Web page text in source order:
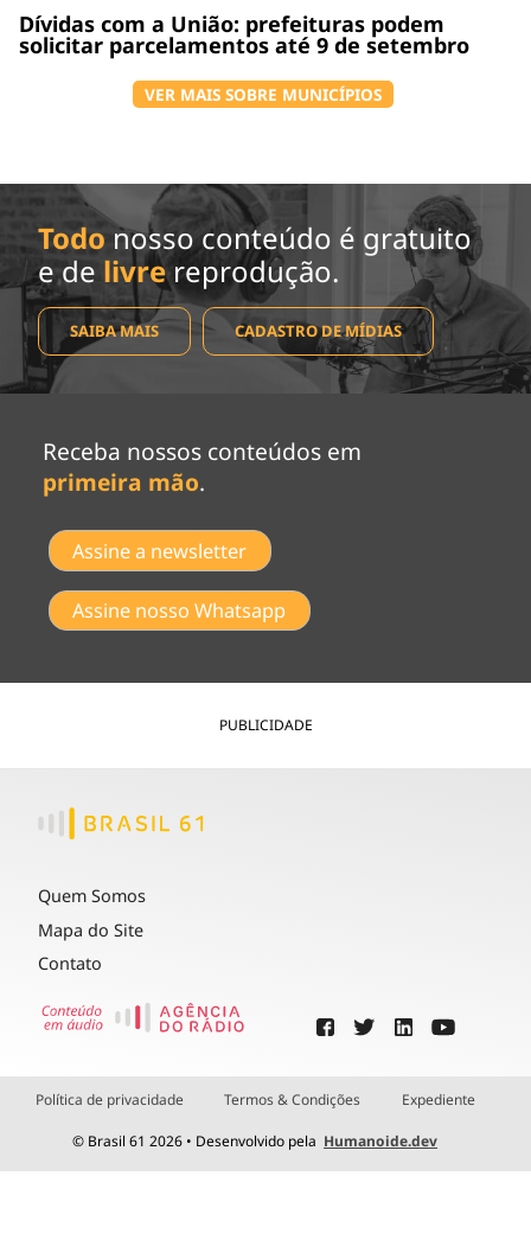
Dívidas com a União: prefeituras podem
solicitar parcelamentos até 9 de setembro
VER MAIS SOBRE MUNICÍPIOS
Todo nosso conteúdo é gratuito
e de livrereprodução.
SAIBA MAIS CADASTRO DE MÍDIAS
Receba nossos conteúdos em
primeira mão.
Assine a newsletter
Assine nosso Whatsapp
PUBLICIDADE
Quem Somos
Mapa do Site
Contato
Política de privacidade Termos & Condições Expediente
© Brasil 61 2026 • Desenvolvido pela Humanoide.dev